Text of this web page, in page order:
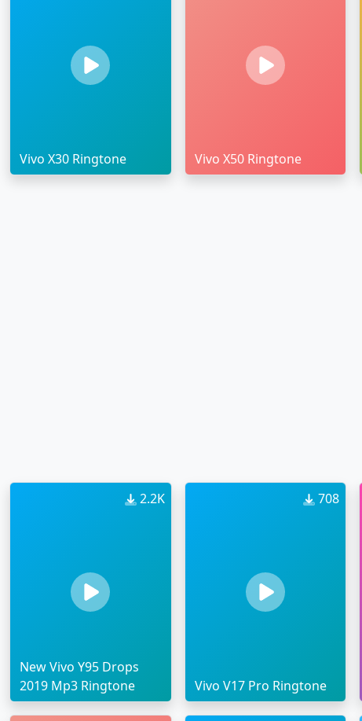
Vivo X30 Ringtone Vivo X50 Ringtone
2.2K
New Vivo Y95 Drops
2019 Mp3 Ringtone
708
Vivo V17 Pro Ringtone